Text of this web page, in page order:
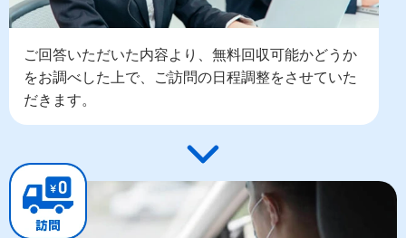
ご回答いただいた内容より、無料回収可能かどうか
をお調べした上で、ご訪問の日程調整をさせていた
だきます。